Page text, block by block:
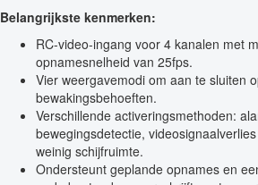
Belangrijkste kenmerken:
RC-video-ingang voor 4 kanalen met
opnamesnelheid van 25fps.
Vier weergavemodi om aan te sluiten
bewakingsbehoeften.
Verschillende activeringsmethoden:
bewegingsdetectie,
weinig schijfruimte.
Ondersteunt geplande opnames en